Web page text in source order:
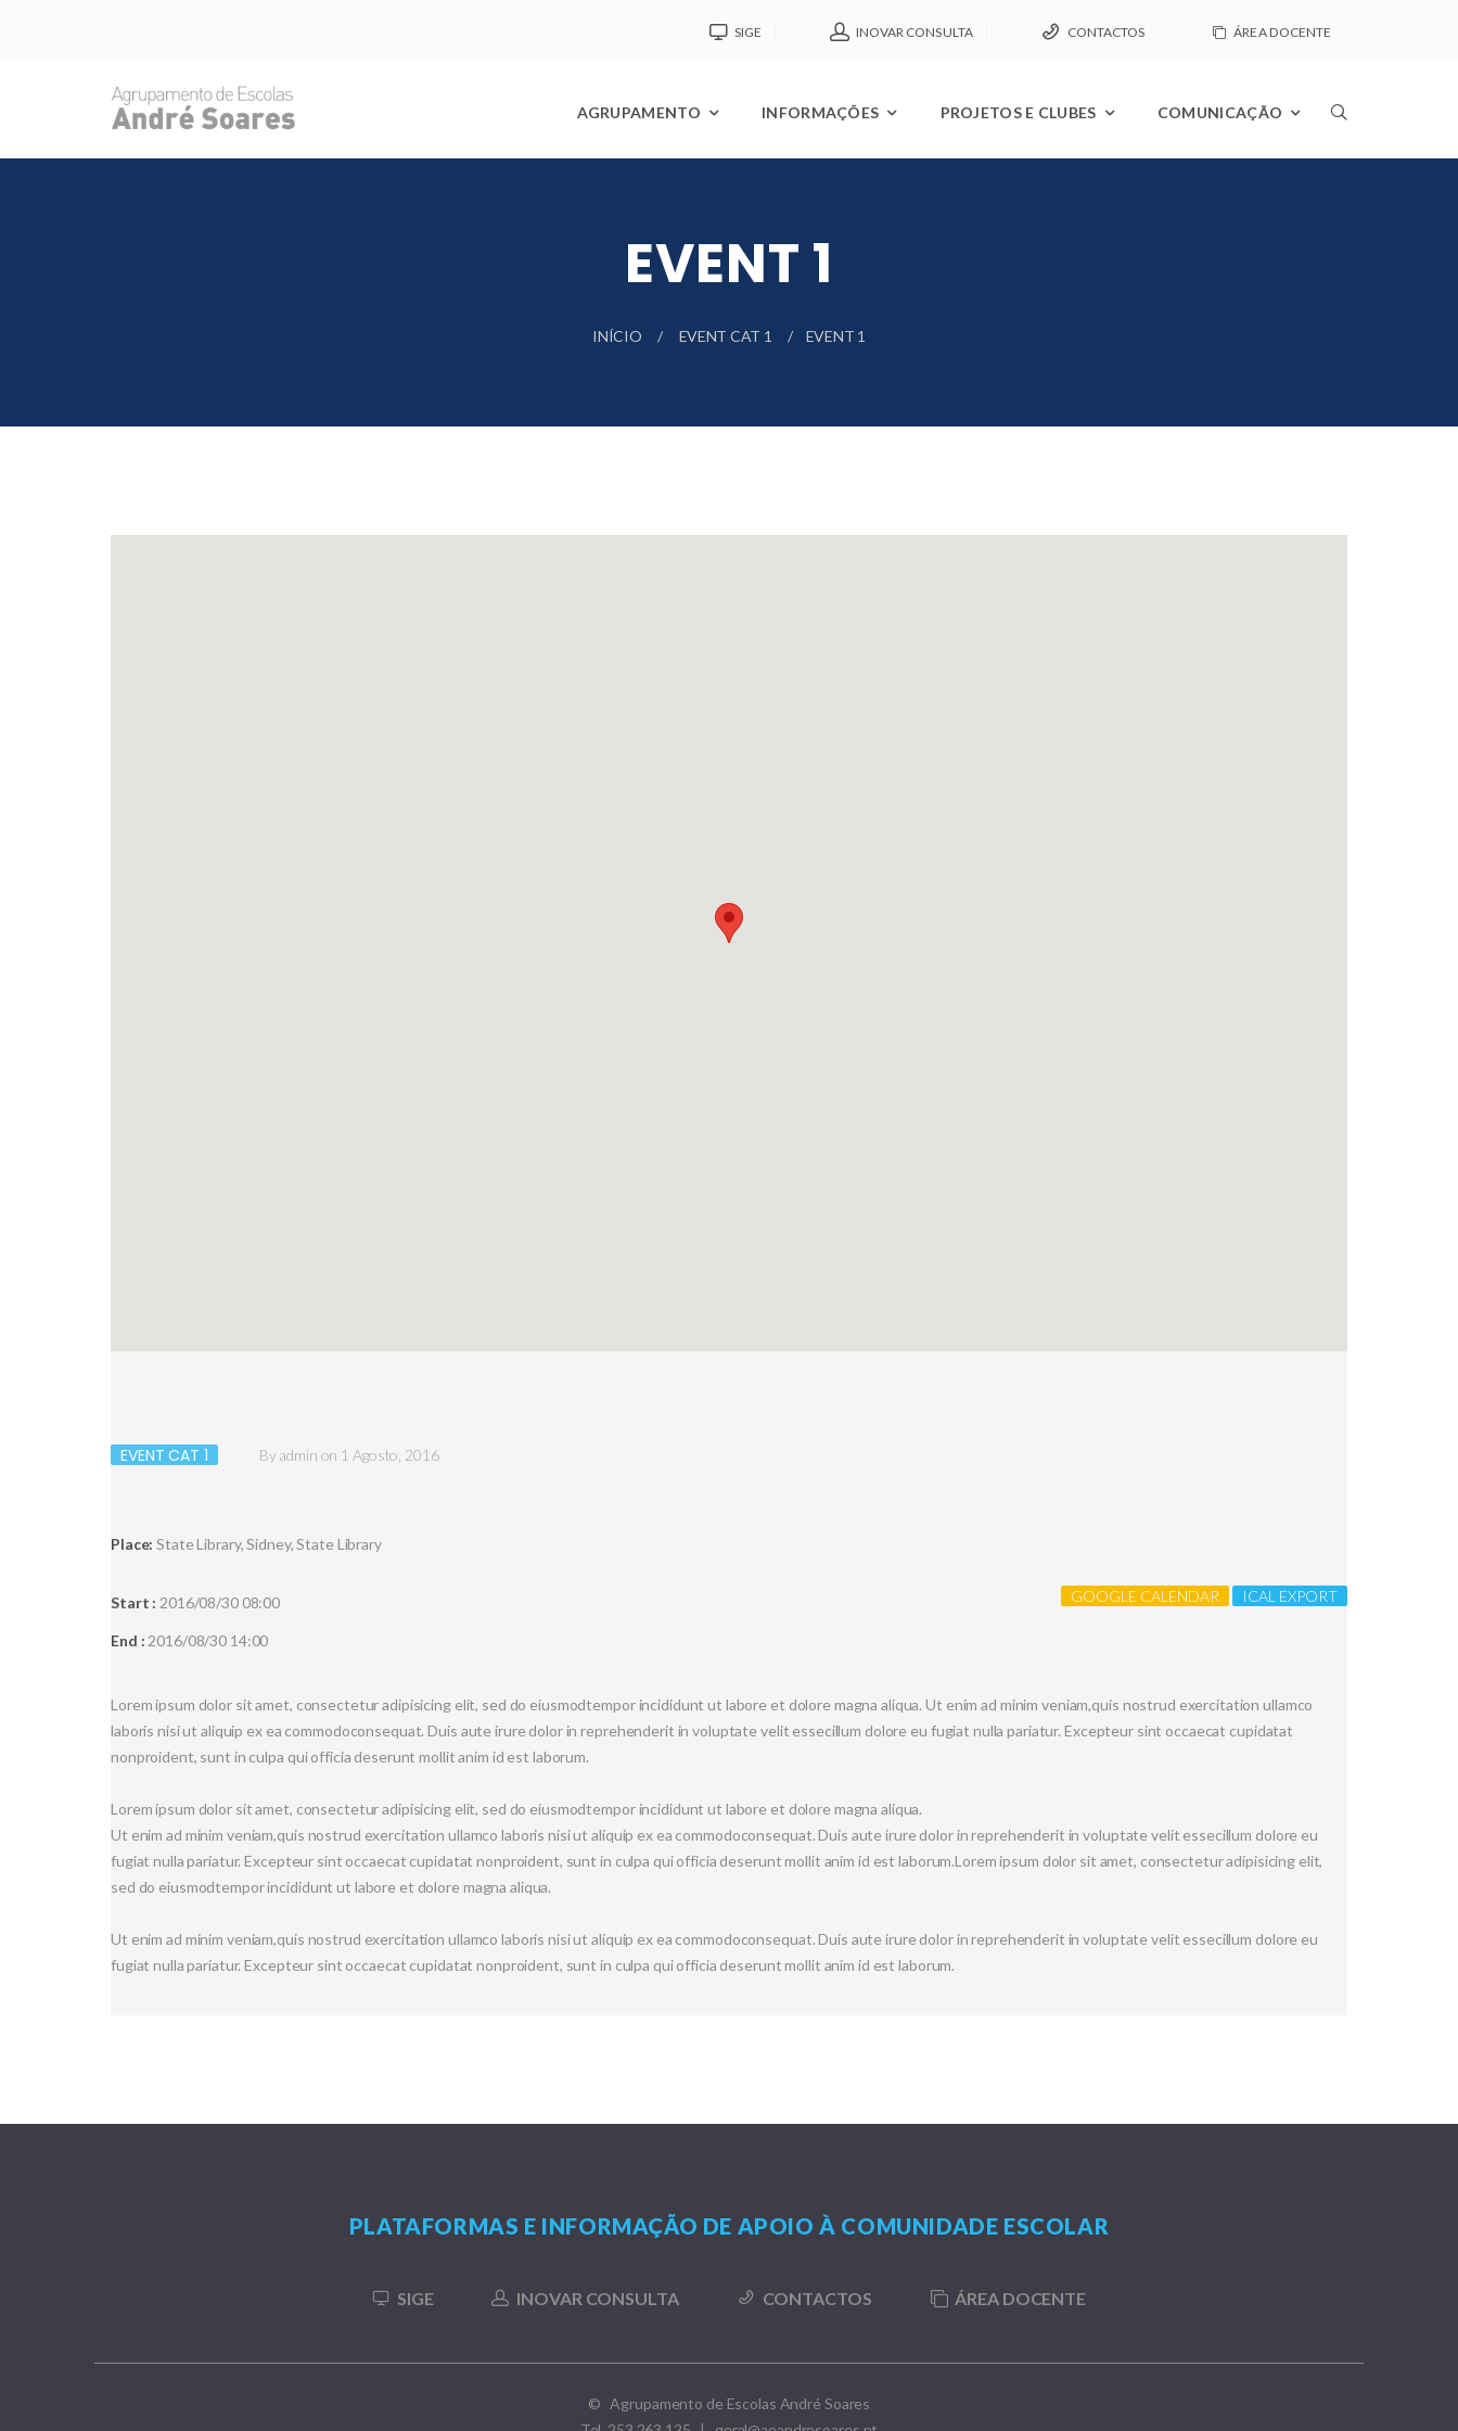
SIGE INOVAR CONSULTA CONTACTOS ÁREA DOCENTE
AGRUPAMENTO INFORMAÇÕES PROJETOS E CLUBES COMUNICAÇÃO
EVENT 1
INÍCIO EVENT CAT 1 EVENT 1
EVENT CAT 1 Byadmin on 1 Agosto, 2016
Place: State Library, Sidney, State Library
GOOGLE CALENDAR ICAL EXPORT
Start : 2016/08/30 08:00
End : 2016/08/30 14:00
Lorem ipsum dolor sit amet, consectetur adipisicing elit, sed do eiusmodtempor incididunt ut labore et dolore magna aliqua. Ut enim ad minim veniam,quis nostrud exercitation ullamco
laboris nisi ut aliquip ex ea commodoconsequat. Duis aute irure dolor in reprehenderit in voluptate velit essecillum dolore eu fugiat nulla pariatur. Excepteur sint occaecat cupidatat
nonproident, sunt in culpa qui officia deserunt mollit anim id est laborum.
Lorem ipsum dolor sit amet, consectetur adipisicing elit, sed do eiusmodtempor incididunt ut labore et dolore magna aliqua.
Ut enim ad minim veniam,quis nostrud exercitation ullamco laboris nisi ut aliquip ex ea commodoconsequat. Duis aute irure dolor in reprehenderit in voluptate velit essecillum dolore eu
fugiat nulla pariatur. Excepteur sint occaecat cupidatat nonproident, sunt in culpa qui officia deserunt mollit anim id est laborum.Lorem ipsum dolor sit amet, consectetur adipisicing elit,
sed do eiusmodtempor incididunt ut labore et dolore magna aliqua.
Ut enim ad minim veniam,quis nostrud exercitation ullamco laboris nisi ut aliquip ex ea commodoconsequat. Duis aute irure dolor in reprehenderit in voluptate velit essecillum dolore eu
fugiat nulla pariatur. Excepteur sint occaecat cupidatat nonproident, sunt in culpa qui officia deserunt mollit anim id est laborum.
PLATAFORMAS E INFORMAÇÃO DE APOIO À COMUNIDADE ESCOLAR
SIGE INOVAR CONSULTA CONTACTOS ÁREA DOCENTE
© Agrupamento de Escolas André Soares